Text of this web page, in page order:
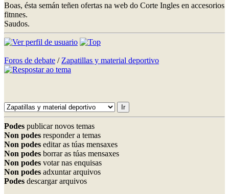
Boas, ésta semán teñen ofertas na web do Corte Ingles en accesorios
fitnnes.
Saudos.
Foros de debate / Zapatillas y material deportivo
Podes publicar novos temas
Non podes responder a temas
Non podes editar as túas mensaxes
Non podes borrar as túas mensaxes
Non podes votar nas enquisas
Non podes adxuntar arquivos
Podes descargar arquivos